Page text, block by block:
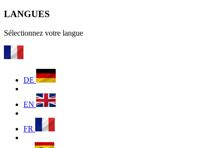
LANGUES
Sélectionnez votre langue
DE
EN
FR